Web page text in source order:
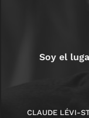
Soy el
CLAUDE LÉVI-